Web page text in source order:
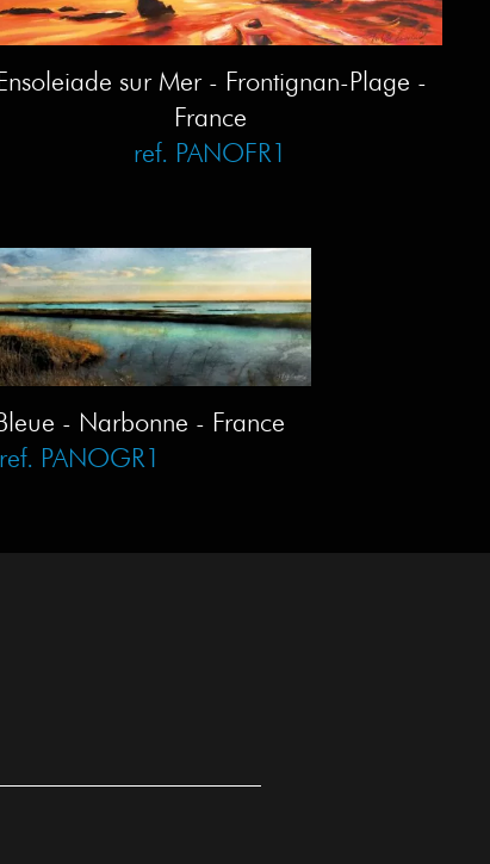
sur Mer - Frontignan-Plage -
France
ref. PANOFR1
- Narbonne - France
ref. PANOGR1